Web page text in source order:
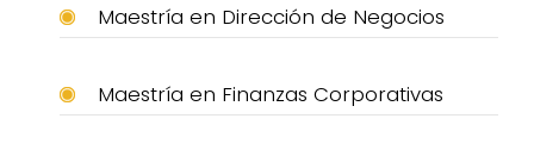
Maestría en Dirección de Negocios
Maestría en Finanzas Corporativas